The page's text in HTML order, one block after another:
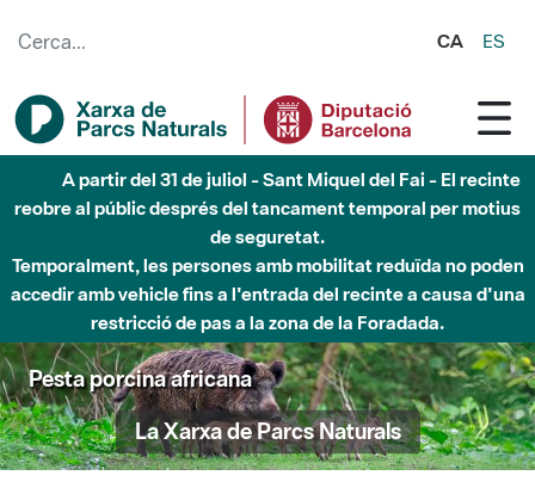
CA ES
A partir del 31 de juliol - Sant Miquel del Fai - El recinte
reobre al públic després del tancament temporal per motius
de seguretat.
Temporalment, les persones amb mobilitat reduïda no poden
accedir amb vehicle fins a l'entrada del recinte a causa d'una
restricció de pas a la zona de la Foradada.
Pesta porcina africana
La Xarxa de Parcs Naturals